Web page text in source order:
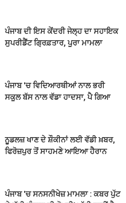
ਪੰਜਾਬ ਦੀ ਇਸ ਕੇਂਦਰੀ ਜੇਲ੍ਹ ਦਾ ਸਹਾਇਕ
ਸੁਪਰੀਡੈਂਟ ਗ੍ਰਿਫ਼ਤਾਰ, ਪੂਰਾ ਮਾਮਲਾ
ਪੰਜਾਬ 'ਚ ਵਿਦਿਆਰਥੀਆਂ ਨਾਲ ਭਰੀ
ਸਕੂਲ ਬੱਸ ਨਾਲ ਵੱਡਾ ਹਾਦਸਾ, ਪੈ ਗਿਆ
ਨੂਡਲਜ਼ ਖਾਣ ਦੇ ਸ਼ੌਕੀਨਾਂ ਲਈ ਵੱਡੀ ਖ਼ਬਰ,
ਫਿਰੋਜ਼ਪੁਰ ਤੋਂ ਸਾਹਮਣੇ ਆਇਆ ਹੈਰਾਨ
ਪੰਜਾਬ 'ਚ ਸਨਸਨੀਖੇਜ਼ ਮਾਮਲਾ : ਕਬਰ ਪੁੱਟ